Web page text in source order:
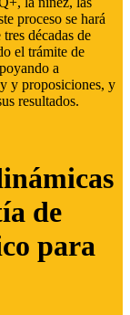
proceso se hará
décadas de
el trámite de
a
y proposiciones, y
resultados.
de
para